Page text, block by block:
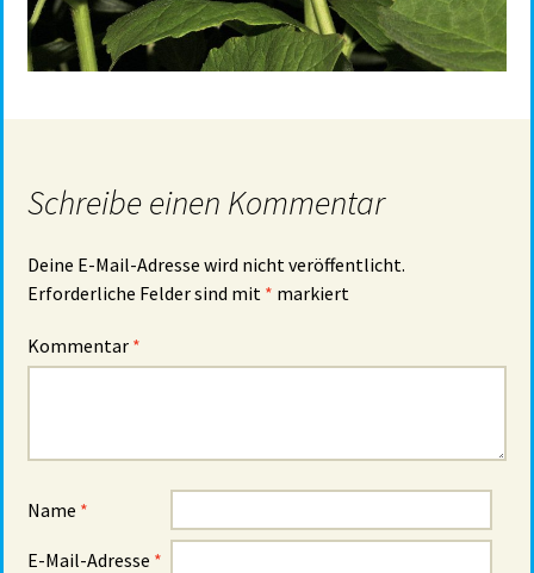
Schreibe einen Kommentar
Deine E-Mail-Adresse wird nicht veröffentlicht.
Erforderliche Felder sind mit * markiert
Kommentar *
Name *
E-Mail-Adresse *